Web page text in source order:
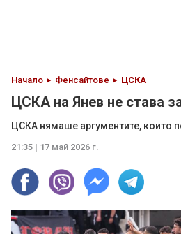
Начало Фенсайтове ЦСКА
ЦСКА на Янев не става
ЦСКА нямаше аргументите, които
21:35 | 17 май 2026 г.